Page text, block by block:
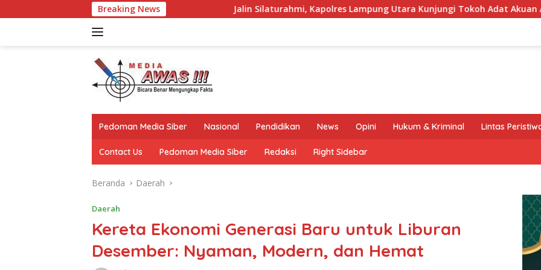
ke
Breaking NewsJalin Silaturahmi, Kapolres Lampung Utara Kunjungi Tokoh Adat Akuan Abung Perkuat
Pedoman Media Siber Nasional Pendidikan News Opini Hukum & Kriminal Lintas
Contact Us Pedoman Media Siber Redaksi Right Sidebar
Beranda Daerah
Daerah
Kereta Ekonomi Generasi Baru untuk Liburan
Desember: Nyaman, Modern, dan Hemat